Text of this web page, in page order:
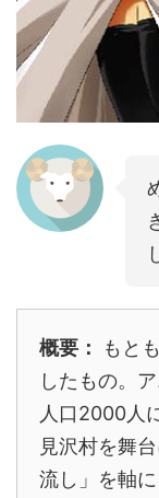
概要：
もと
したもの。
人口2000人
見沢村を舞
流し」を軸